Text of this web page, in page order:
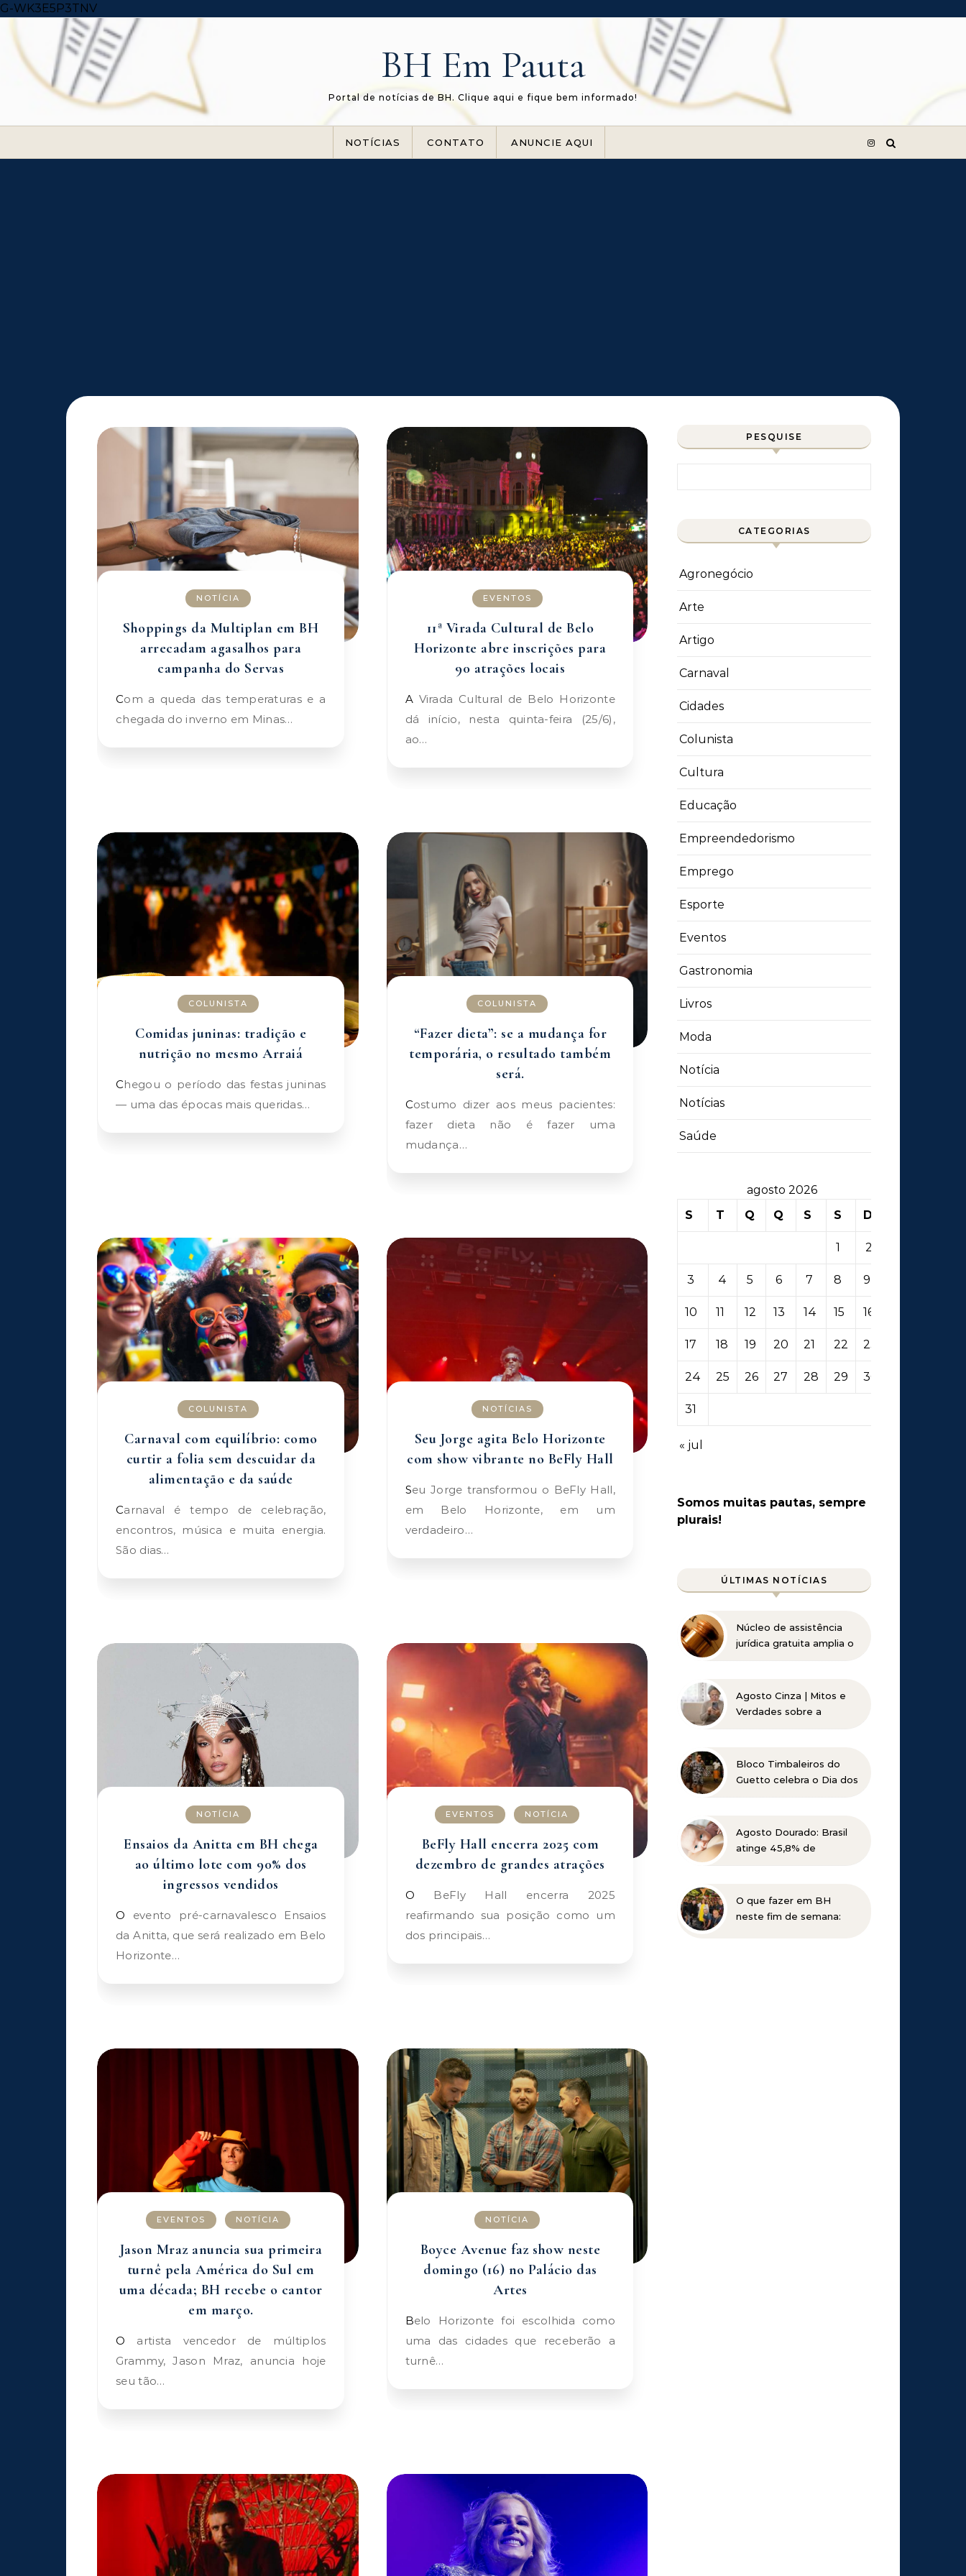
G-WK3E5P3TNVSkip to content
BH Em Pauta
Portal de notícias de BH. Clique aqui e fique bem informado!
NOTÍCIAS CONTATO ANUNCIE AQUI
NOTÍCIA
Shoppings da Multiplan em BH
arrecadam agasalhos para
campanha do Servas
Com a queda das temperaturas e a
chegada do inverno em Minas…
EVENTOS
11ª Virada Cultural de Belo
Horizonte abre inscrições para
90 atrações locais
A Virada Cultural de Belo Horizonte
dá início, nesta quinta-feira (25/6),
ao…
COLUNISTA
Comidas juninas: tradição e
nutrição no mesmo Arraiá
Chegou o período das festas juninas
— uma das épocas mais queridas…
COLUNISTA
“Fazer dieta”: se a mudança for
temporária, o resultado também
será.
Costumo dizer aos meus pacientes:
fazer dieta não é fazer uma
mudança…
COLUNISTA
Carnaval com equilíbrio: como
curtir a folia sem descuidar da
alimentação e da saúde
Carnaval é tempo de celebração,
encontros, música e muita energia.
São dias…
NOTÍCIAS
Seu Jorge agita Belo Horizonte
com show vibrante no BeFly Hall
Seu Jorge transformou o BeFly Hall,
em Belo Horizonte, em um
verdadeiro…
NOTÍCIA
Ensaios da Anitta em BH chega
ao último lote com 90% dos
ingressos vendidos
O evento pré-carnavalesco Ensaios
da Anitta, que será realizado em Belo
Horizonte…
EVENTOS NOTÍCIA
BeFly Hall encerra 2025 com
dezembro de grandes atrações
O BeFly Hall encerra 2025
reafirmando sua posição como um
dos principais…
EVENTOS NOTÍCIA
Jason Mraz anuncia sua primeira
turnê pela América do Sul em
uma década; BH recebe o cantor
em março.
O artista vencedor de múltiplos
Grammy, Jason Mraz, anuncia hoje
seu tão…
NOTÍCIA
Boyce Avenue faz show neste
domingo (16) no Palácio das
Artes
Belo Horizonte foi escolhida como
uma das cidades que receberão a
turnê…
PESQUISE
CATEGORIAS
Agronegócio
Arte
Artigo
Carnaval
Cidades
Colunista
Cultura
Educação
Empreendedorismo
Emprego
Esporte
Eventos
Gastronomia
Livros
Moda
Notícia
Notícias
Saúde
agosto 2026
S
T Q Q S S D
1 2
3 4 5 6 7 8 9
10 11 12 13 14 15 16
17 18 19 20 21 22 23
24 25 26 27 28 29 30
31
« jul
Somos muitas pautas, sempre
plurais!
ÚLTIMAS NOTÍCIAS
Núcleo de assistência
jurídica gratuita amplia o
Agosto Cinza | Mitos e
Verdades sobre a
Bloco Timbaleiros do
Guetto celebra o Dia dos
Horizonte
Agosto Dourado: Brasil
atinge 45,8% de
metas globais para 2030
O que fazer em BH
neste fim de semana: